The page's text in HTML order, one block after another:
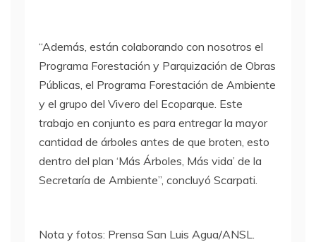
“Además, están colaborando con nosotros el
Programa Forestación y Parquización de Obras
Públicas, el Programa Forestación de Ambiente
y el grupo del Vivero del Ecoparque. Este
trabajo en conjunto es para entregar la mayor
cantidad de árboles antes de que broten, esto
dentro del plan ‘Más Árboles, Más vida’ de la
Secretaría de Ambiente”, concluyó Scarpati.
Nota y fotos: Prensa San Luis Agua/ANSL.